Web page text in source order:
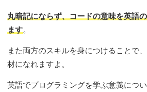
丸暗記にならず、コードの意味を英語
ます。
また両方のスキルを身につけることで
材になれますよ。
英語でプログラミングを学ぶ意義につ